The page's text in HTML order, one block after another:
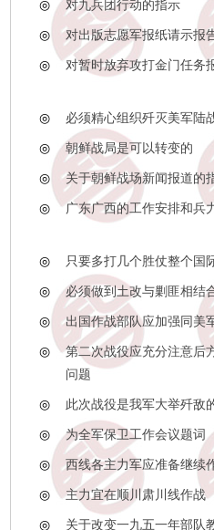
◎ 对九兵团行动的指示
◎ 对出版志愿军报纸请示报
◎ 对暂时放弃攻打金门任务
◎ 必须精心组织歼灭美军陆
◎ 朝鲜战局是可以转变的
◎ 关于朝鲜战场新闻报道的
◎ 广东广西的工作安排和兵
◎ 只要多打几个胜仗整个国
◎ 必须做到土改与剿匪相结
◎ 出国作战部队应加强同美
◎
第二次战役应充分注意后
问题
◎ 此次战役是我军大举歼敌
◎ 为全军保卫工作会议题词
◎ 西线各主力军应准备继续
◎ 主力宜在顺川肃川线作战
◎ 关于改变一九五一年部队